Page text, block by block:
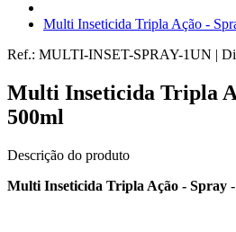
Multi Inseticida Tripla Ação -
Ref.: MULTI-INSET-SPRAY-1UN |
Multi Inseticida Tripla
500ml
Descrição do produto
Multi Inseticida Tripla Ação - Spray